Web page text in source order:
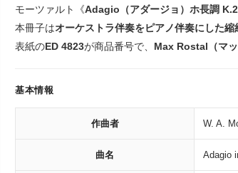
モーツァルト《Adagio（アダージョ）ホ長調
本冊子はオーケストラ伴奏をピアノ伴奏にした縮
表紙のED 4823が商品番号で、 Max Rostal（マッ
基本情報
作曲者 W. A.
曲名 Adagio